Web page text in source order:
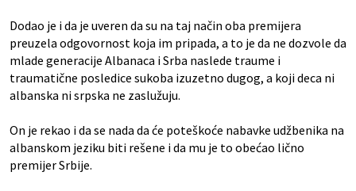
Dodao je i da je uveren da su na taj način oba premijera
preuzela odgovornost koja im pripada, a to je da ne dozvole da
mlade generacije Albanaca i Srba naslede traume i
traumatične posledice sukoba izuzetno dugog, a koji deca ni
albanska ni srpska ne zaslužuju.
On je rekao i da se nada da će poteškoće nabavke udžbenika na
albanskom jeziku biti rešene i da mu je to obećao lično
premijer Srbije.